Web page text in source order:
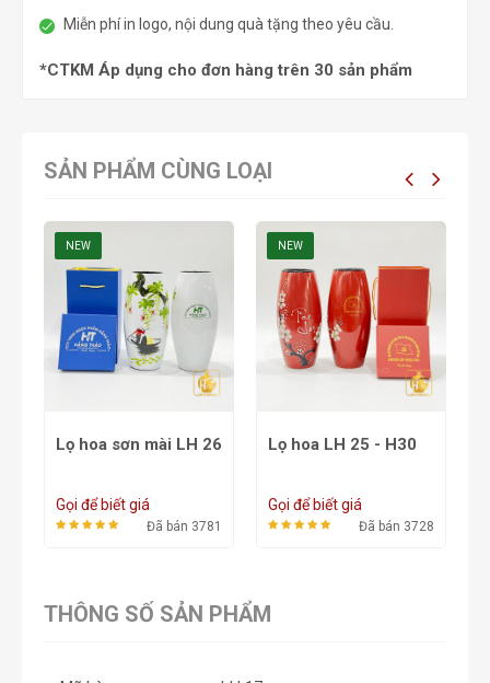
Miễn phí in logo, nội dung quà tặng theo yêu cầu.
*CTKM Áp dụng cho đơn hàng trên 30 sản phẩm
SẢN PHẨM CÙNG LOẠI
NEW
Lọ hoa sơn mài LH 26
Gọi để biết giá
Đã bán 3781
NEW
Lọ hoa LH 25 - H30
Gọi để biết giá
Đã bán 3728
THÔNG SỐ SẢN PHẨM